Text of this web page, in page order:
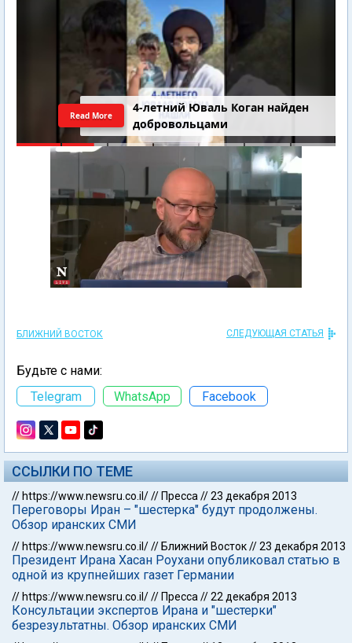
4-летний Юваль Коган найден
добровольцами
Read More
БЛИЖНИЙ ВОСТОК СЛЕДУЮЩАЯ СТАТЬЯ
Будьте с нами:
Telegram
WhatsApp Facebook
ССЫЛКИ ПО ТЕМЕ
// https://www.newsru.co.il/// Пресса //23 декабря 2013
Переговоры Иран – "шестерка" будут продолжены.
Обзор иранских СМИ
// https://www.newsru.co.il/// Ближний Восток//23 декабря 2013
Президент Ирана Хасан Роухани опубликовал статью в
одной из крупнейших газет Германии
// https://www.newsru.co.il/// Пресса //22 декабря 2013
Консультации экспертов Ирана и "шестерки"
безрезультатны. Обзор иранских СМИ